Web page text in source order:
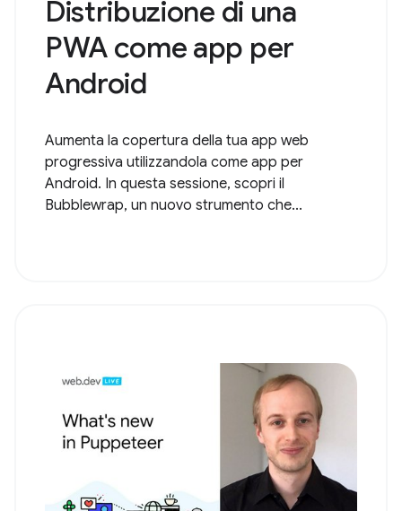
Distribuzione di una
PWA come app per
Android
Aumenta la copertura della tua app web
progressiva utilizzandola come app per
Android. In questa sessione, scopri il
Bubblewrap, un nuovo strumento che...